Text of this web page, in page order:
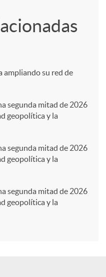
ampliando su red de
segunda mitad de 2026
geopolítica y la
segunda mitad de 2026
geopolítica y la
segunda mitad de 2026
geopolítica y la